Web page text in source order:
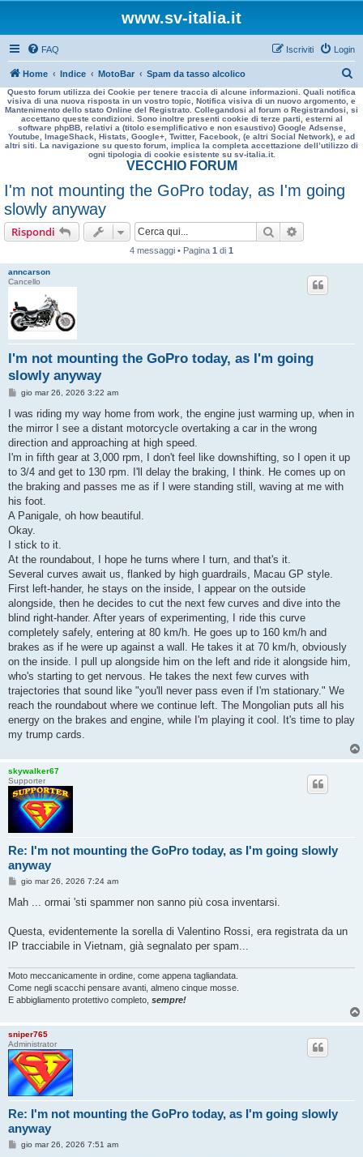
www.sv-italia.it
FAQ Login
Iscriviti
Home Indice MotoBar Spam da tasso alcolico
e
r
a
Questo forum utilizza dei Cookie per tenere traccia di alcune informazioni. Quali notifica
visiva di una nuova risposta in un vostro topic, Notifica visiva di un nuovo argomento, e
Mantenimento dello stato Online del Registrato. Collegandosi al forum o Registrandosi, si
accettano queste condizioni. Sono inoltre presenti cookie di terze parti, esterni al
software phpBB, relativi a (titolo esemplificativo e non esaustivo) Google Adsense,
Youtube, ImageShack, Histats, Google+, Twitter, Facebook, (e altri Social Network), e ad
altri siti. La navigazione su questo forum, implica la completa accettazione dell’utilizzo di
ogni tipologia di cookie esistente su sv-italia.it.
VECCHIO FORUM
I'm not mounting the GoPro today, as I'm going
slowly anyway
Rispondi Cerca
4 messaggi • Pagina 1 di 1
anncarson
Cancello
I'm not mounting the GoPro today, as I'm going
slowly anyway
M
s
a
g
i
o
gio mar 26, 2026 3:22 am
I was riding my way home from work, the engine just warming up, when in
the mirror I see a distant motorcycle overtaking a car in the wrong
direction and approaching at high speed.
I'm in fifth gear at 3,000 rpm, I don't feel like downshifting, so I open it up
to 3/4 and get to 130 rpm. I'll delay the braking, I think. He comes up on
the braking and passes me as if I were standing still, waving at me with
his foot.
A Panigale, oh how beautiful.
Okay.
I stick to it.
At the roundabout, I hope he turns where I turn, and that's it.
Several curves await us, flanked by high guardrails, Macau GP style.
First left-hander, he stays on the inside, I appear on the outside
alongside, then he decides to cut the next few curves and dive into the
blind right-hander. After years of experimenting, I ride this curve
completely safely, entering at 80 km/h. He goes up to 160 km/h and
brakes as if he were up against a wall. He takes it at 70 km/h, obviously
on the inside. I pull up alongside him on the left and ride it alongside him,
who's starting to get nervous. He takes the next few curves with
trajectories that sound like "you'll never pass even if I'm stationary." We
reach the roundabout where we continue left. The Mongolian puts all his
energy on the brakes and engine, while I'm playing it cool. It's time to play
my trump cards.
skywalker67
Supporter
Re: I'm not mounting the GoPro today, as I'm going slowly
anyway
M
s
g
i
gio mar 26, 2026 7:24 am
Mah ... ormai 'sti spammer non sanno più cosa inventarsi.
Questa, evidentemente la sorella di Valentino Rossi, era registrata da un
IP tracciabile in Vietnam, già segnalato per spam...
Moto meccanicamente in ordine, come appena tagliandata.
Come negli scacchi pensare avanti, almeno cinque mosse.
E abbigliamento protettivo completo, sempre!
sniper765
Administrator
Re: I'm not mounting the GoPro today, as I'm going slowly
anyway
Mgio mar 26, 2026 7:51 am